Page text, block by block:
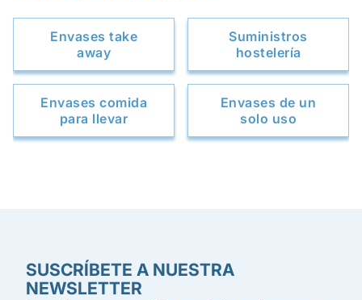
Envases take
away
Suministros
hostelería
Envases comida
para llevar
Envases de un
solo uso
SUSCRÍBETE A NUESTRA
NEWSLETTER